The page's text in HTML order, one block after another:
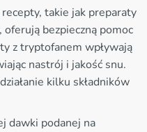
takie jak preparaty
bezpieczną pomoc
z tryptofanem wpływają
nastrój i jakość snu.
kilku składników
dawki podanej na